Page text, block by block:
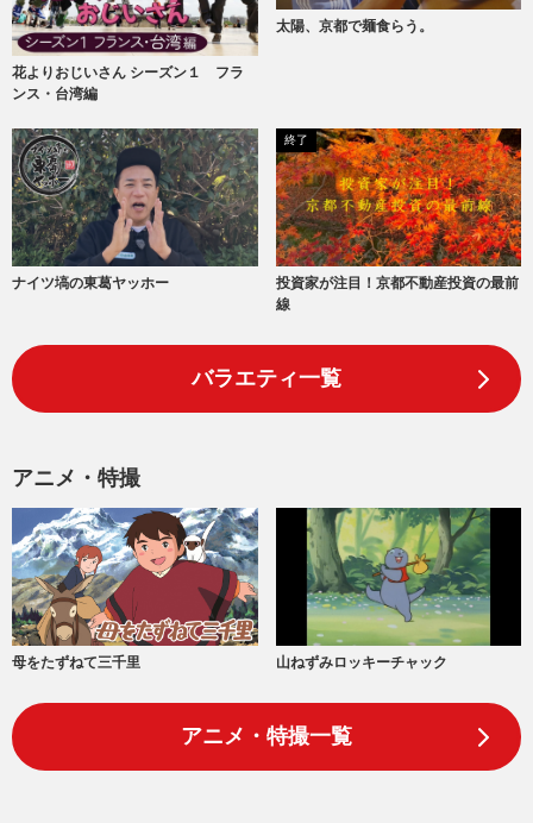
花よりおじいさん シーズン１ フラ
ンス・台湾編
太陽、京都で麺食らう。
ナイツ塙の東葛ヤッホー
終了
投資家が注目！京都不動産投資の最前
線
バラエティ一覧
アニメ・特撮
母をたずねて三千里 山ねずみロッキーチャック
アニメ・特撮一覧